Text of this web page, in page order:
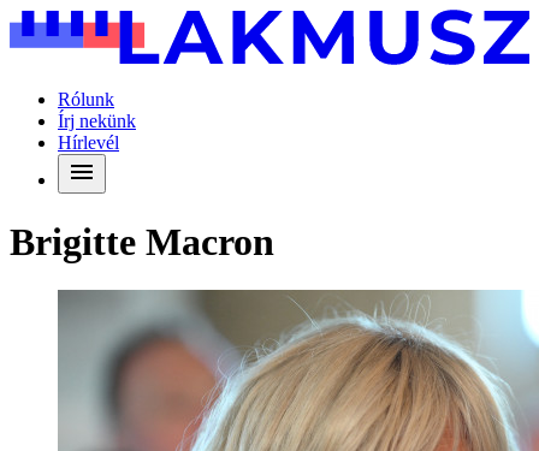
Rólunk
Írj nekünk
Hírlevél
Brigitte Macron